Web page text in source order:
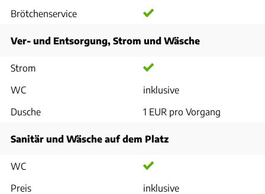
Brötchenservice
Ver- und Entsorgung, Strom und Wäsche
Strom
WC
inklusive
Dusche
1 EUR pro Vorgang
Sanitär und Wäsche auf dem Platz
WC
Preis
inklusive